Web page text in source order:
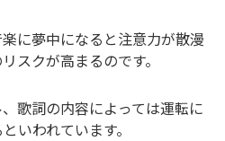
に夢中になると注意力が散漫
スクが高まるのです。
歌詞の内容によっては運転に
いわれています。